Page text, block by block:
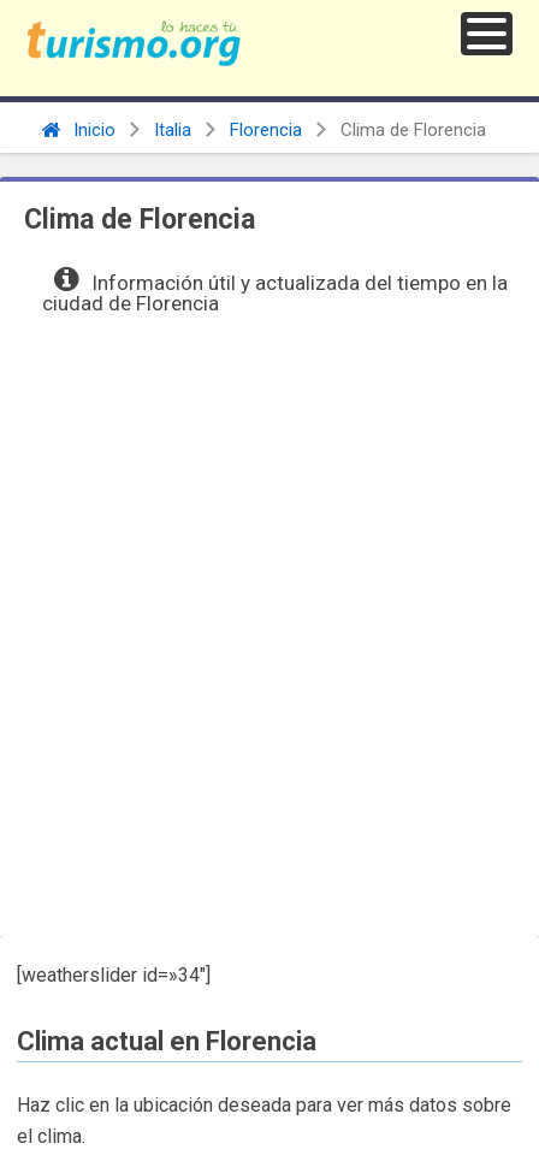
Inicio Italia Florencia Clima de Florencia
Clima de Florencia
Información útil y actualizada del tiempo en la
ciudad de Florencia
[weatherslider id=»34″]
Clima actual en Florencia
Haz clic en la ubicación deseada para ver más datos sobre
el clima.